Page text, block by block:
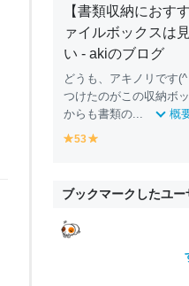
【書類収納におす
ァイルボックスは
い - akiのブログ
どうも、アキノリです
つけたのがこの収納ボ
からも書類の...
概
y
o
w
53
o
w
ブックマークしたユー